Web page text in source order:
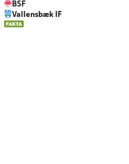
BSF
Vallensbæk IF